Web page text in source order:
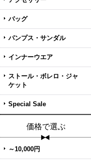
バッグ
パンプス・サンダル
インナーウエア
ストール・ボレロ・ジャ
ケット
Special Sale
価格で選ぶ
～10,000円